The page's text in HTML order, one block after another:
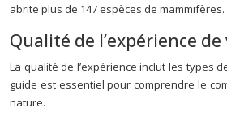
abrite plus de 147 espèces de mammifères.
Qualité de l’expérience
La qualité de l’expérience inclut les types
guide est essentiel pour comprendre le
nature.